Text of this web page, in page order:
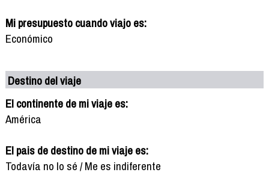
Mi presupuesto cuando viajo es:
Económico
Destino del viaje
El continente de mi viaje es:
América
El pais de destino de mi viaje es:
Todavía no lo sé / Me es indiferente